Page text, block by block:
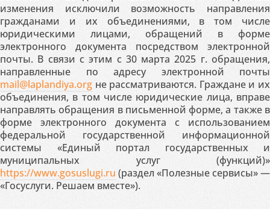
изменения исключили возможность направления
гражданами и их объединениями, в том числе
юридическими лицами, обращений в форме
электронного документа посредством электронной
почты. В связи с этим с 30 марта 2025 г. обращения,
направленные по адресу электронной почты
mail@laplandiya.org не рассматриваются. Граждане и их
объединения, в том числе юридические лица, вправе
направлять обращения в письменной форме, а также в
форме электронного документа с использованием
федеральной государственной информационной
системы «Единый портал государственных и
муниципальных услуг (функций)»
https://www.gosuslugi.ru (раздел «Полезные сервисы» —
«Госуслуги. Решаем вместе»).